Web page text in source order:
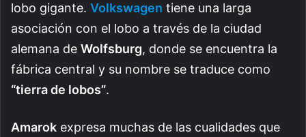
lobo gigante. Volkswagen tiene una larga
asociación con el lobo a través de la ciudad
alemana de Wolfsburg, donde se encuentra la
fábrica central y su nombre se traduce como
“tierra de lobos”.
Amarok expresa muchas de las cualidades que